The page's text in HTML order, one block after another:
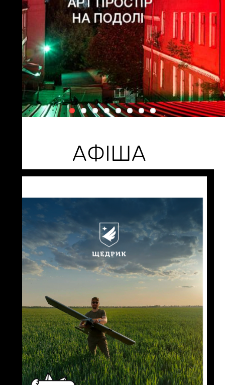
АФІША
Збір для Сергія Клепика
(ЩЕДРИК)
Підтримаймо збір для Сергія
Клепика, доброго друга
MEZZANINE і
військовослужбовця підрозділу
"Ми працюємо з різними
безпілотними авіакомплексами
(мультироторного та літакового
типу), є постійна потреба в
додатковому обладнанні.